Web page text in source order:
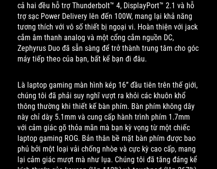
cả hai đều hỗ trợ Thunderbolt™ 4, DisplayPort™ 2.1 và hỗ
trợ sạc Power Delivery lên đến 100W, mang lại khả năng
tương thích với vô số thiết bị ngoại vi. Hoàn thiện với jack
cắm âm thanh analog và một cổng cắm nguồn DC,
Zephyrus Duo đã sẵn sàng để trở thành trung tâm cho góc
máy tiếp theo của bạn, bất kể bạn đi đâu.
Là laptop gaming màn hình kép 16” đầu tiên trên thế giới,
chúng tôi đã phải suy nghĩ vượt ra khỏi các khuôn khổ
thông thường khi thiết kế bàn phím. Bàn phím không dây
này chỉ dày 5.1mm và cung cấp hành trình phím 1.7mm
với cảm giác gõ thỏa mãn mà bạn kỳ vọng từ một chiếc
laptop gaming ROG. Bản thân bề mặt bàn phím được bao
phủ bởi một loại vải chống nhòe và cực kỳ cao cấp, mang
lại cảm giác mượt mà như lụa. Chúng tôi đã tăng đáng kể